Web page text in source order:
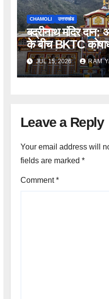
CHAMOLI उत्तराखंड
बद्रीनाथ मंदिर
के बीच BKTC
CEO ने दी सफाई
JUL 15, 2026 RAM
Leave a Reply
Your email address will
fields are marked *
Comment*